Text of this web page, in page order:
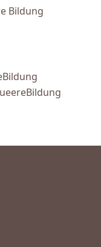
Bildung